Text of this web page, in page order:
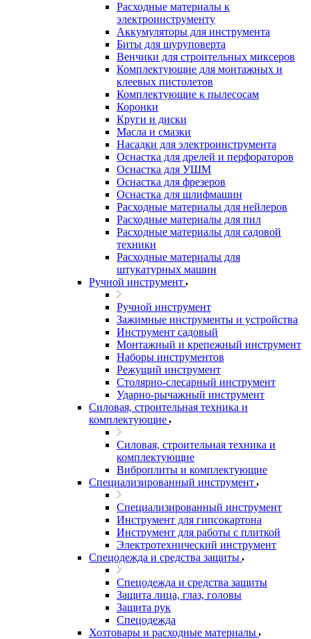
Расходные материалы к
электроинструменту
Аккумуляторы для инструмента
Биты для шуруповерта
Венчики для строительных миксеров
Комплектующие для монтажных и
клеевых пистолетов
Комплектующие к пылесосам
Коронки
Круги и диски
Масла и смазки
Насадки для электроинструмента
Оснастка для дрелей и перфораторов
Оснастка для УШМ
Оснастка для фрезеров
Оснастка для шлифмашин
Расходные материалы для нейлеров
Расходные материалы для пил
Расходные материалы для садовой
техники
Расходные материалы для
штукатурных машин
Ручной инструмент
Ручной инструмент
Зажимные инструменты и устройства
Инструмент садовый
Монтажный и крепежный инструмент
Наборы инструментов
Режущий инструмент
Столярно-слесарный инструмент
Ударно-рычажный инструмент
Силовая, строительная техника и
комплектующие
Силовая, строительная техника и
комплектующие
Виброплиты и комплектующие
Специализированный инструмент
Специализированный инструмент
Инструмент для гипсокартона
Инструмент для работы с плиткой
Электротехнический инструмент
Спецодежда и средства защиты
Спецодежда и средства защиты
Защита лица, глаз, головы
Защита рук
Спецодежда
Хозтовары и расходные материалы